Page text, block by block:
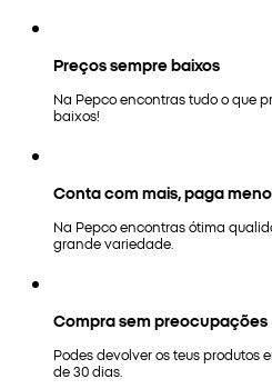
Preços sempre baixos
Na Pepco encontras tudo o que
baixos!
Conta com mais, paga
Na Pepco encontras ótima
grande variedade.
Compra sem preocupações
Podes devolver os teus produtos
de 30 dias.